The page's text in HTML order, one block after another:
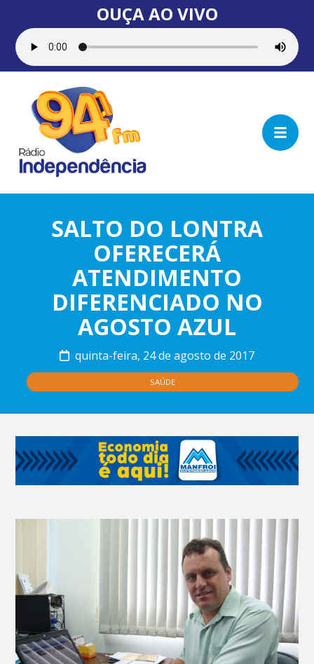
OUÇA AO VIVO
SALTO DO LONTRA
OFERECERÁ
ATENDIMENTO
DIFERENCIADO NO
AGOSTO AZUL
quinta-feira, 24 de agosto de 2017
SAÚDE